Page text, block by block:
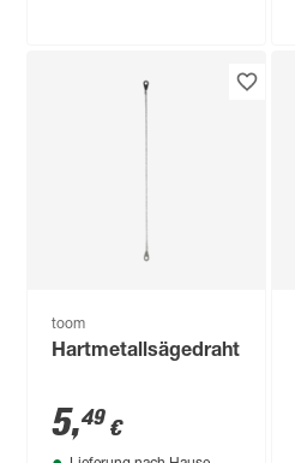
toom
Hartmetallsägedraht
5,49 €